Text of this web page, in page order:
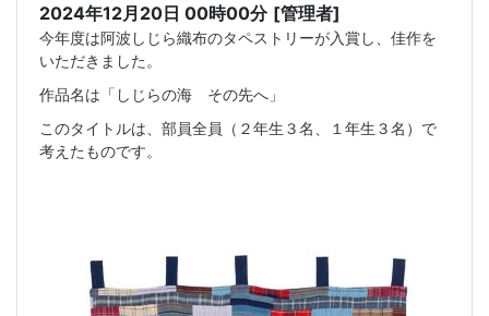
2024年12月20日 00時00分 [管理者]
今年度は阿波しじら織布のタペストリーが入賞し、佳作を
いただきました。
作品名は「しじらの海 その先へ」
このタイトルは、部員全員（２年生３名、１年生３名）で
考えたものです。